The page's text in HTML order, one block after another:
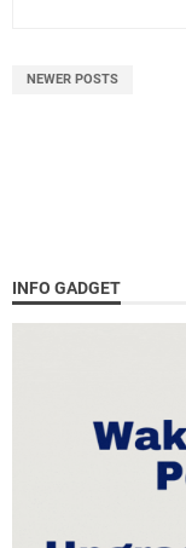
NEWER POSTS
INFO GADGET